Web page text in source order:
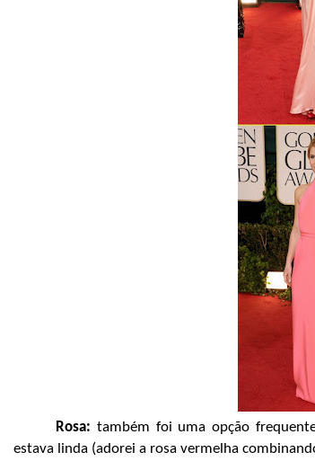
Rosa: também foi uma opção
estava linda (adorei a rosa vermelha